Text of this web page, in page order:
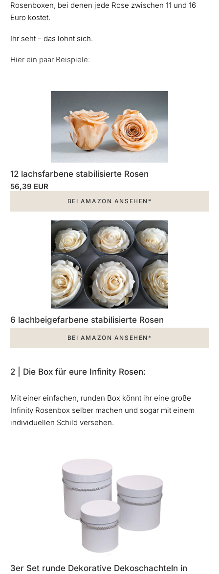
Rosenboxen, bei denen jede Rose zwischen 11 und 16
Euro kostet.
Ihr seht – das lohnt sich.
Hier ein paar Beispiele:
12 lachsfarbene stabilisierte Rosen
56,39 EUR
BEI AMAZON ANSEHEN*
6 lachbeigefarbene stabilisierte Rosen
BEI AMAZON ANSEHEN*
2 | Die Box für eure Infinity Rosen:
Mit einer einfachen, runden Box könnt ihr eine große
Infinity Rosenbox selber machen und sogar mit einem
individuellen Schild versehen.
3er Set runde Dekorative Dekoschachteln in